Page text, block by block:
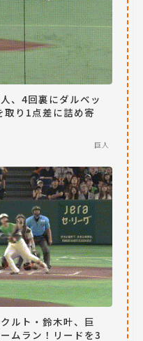
、4回裏にダルベッ
取り1点差に詰め寄
巨人
ルト・鈴木叶、巨
ムラン！リードを3